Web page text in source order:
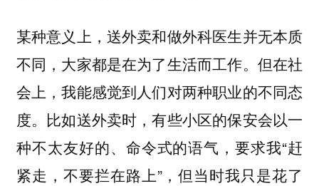
某种意义上，送外卖和做外科医生并无本质
不同，大家都是在为了生活而工作。但在社
会上，我能感觉到人们对两种职业的不同态
度。比如送外卖时，有些小区的保安会以一
种不太友好的、命令式的语气，要求我“赶
紧走，不要拦在路上”，但当时我只是花了